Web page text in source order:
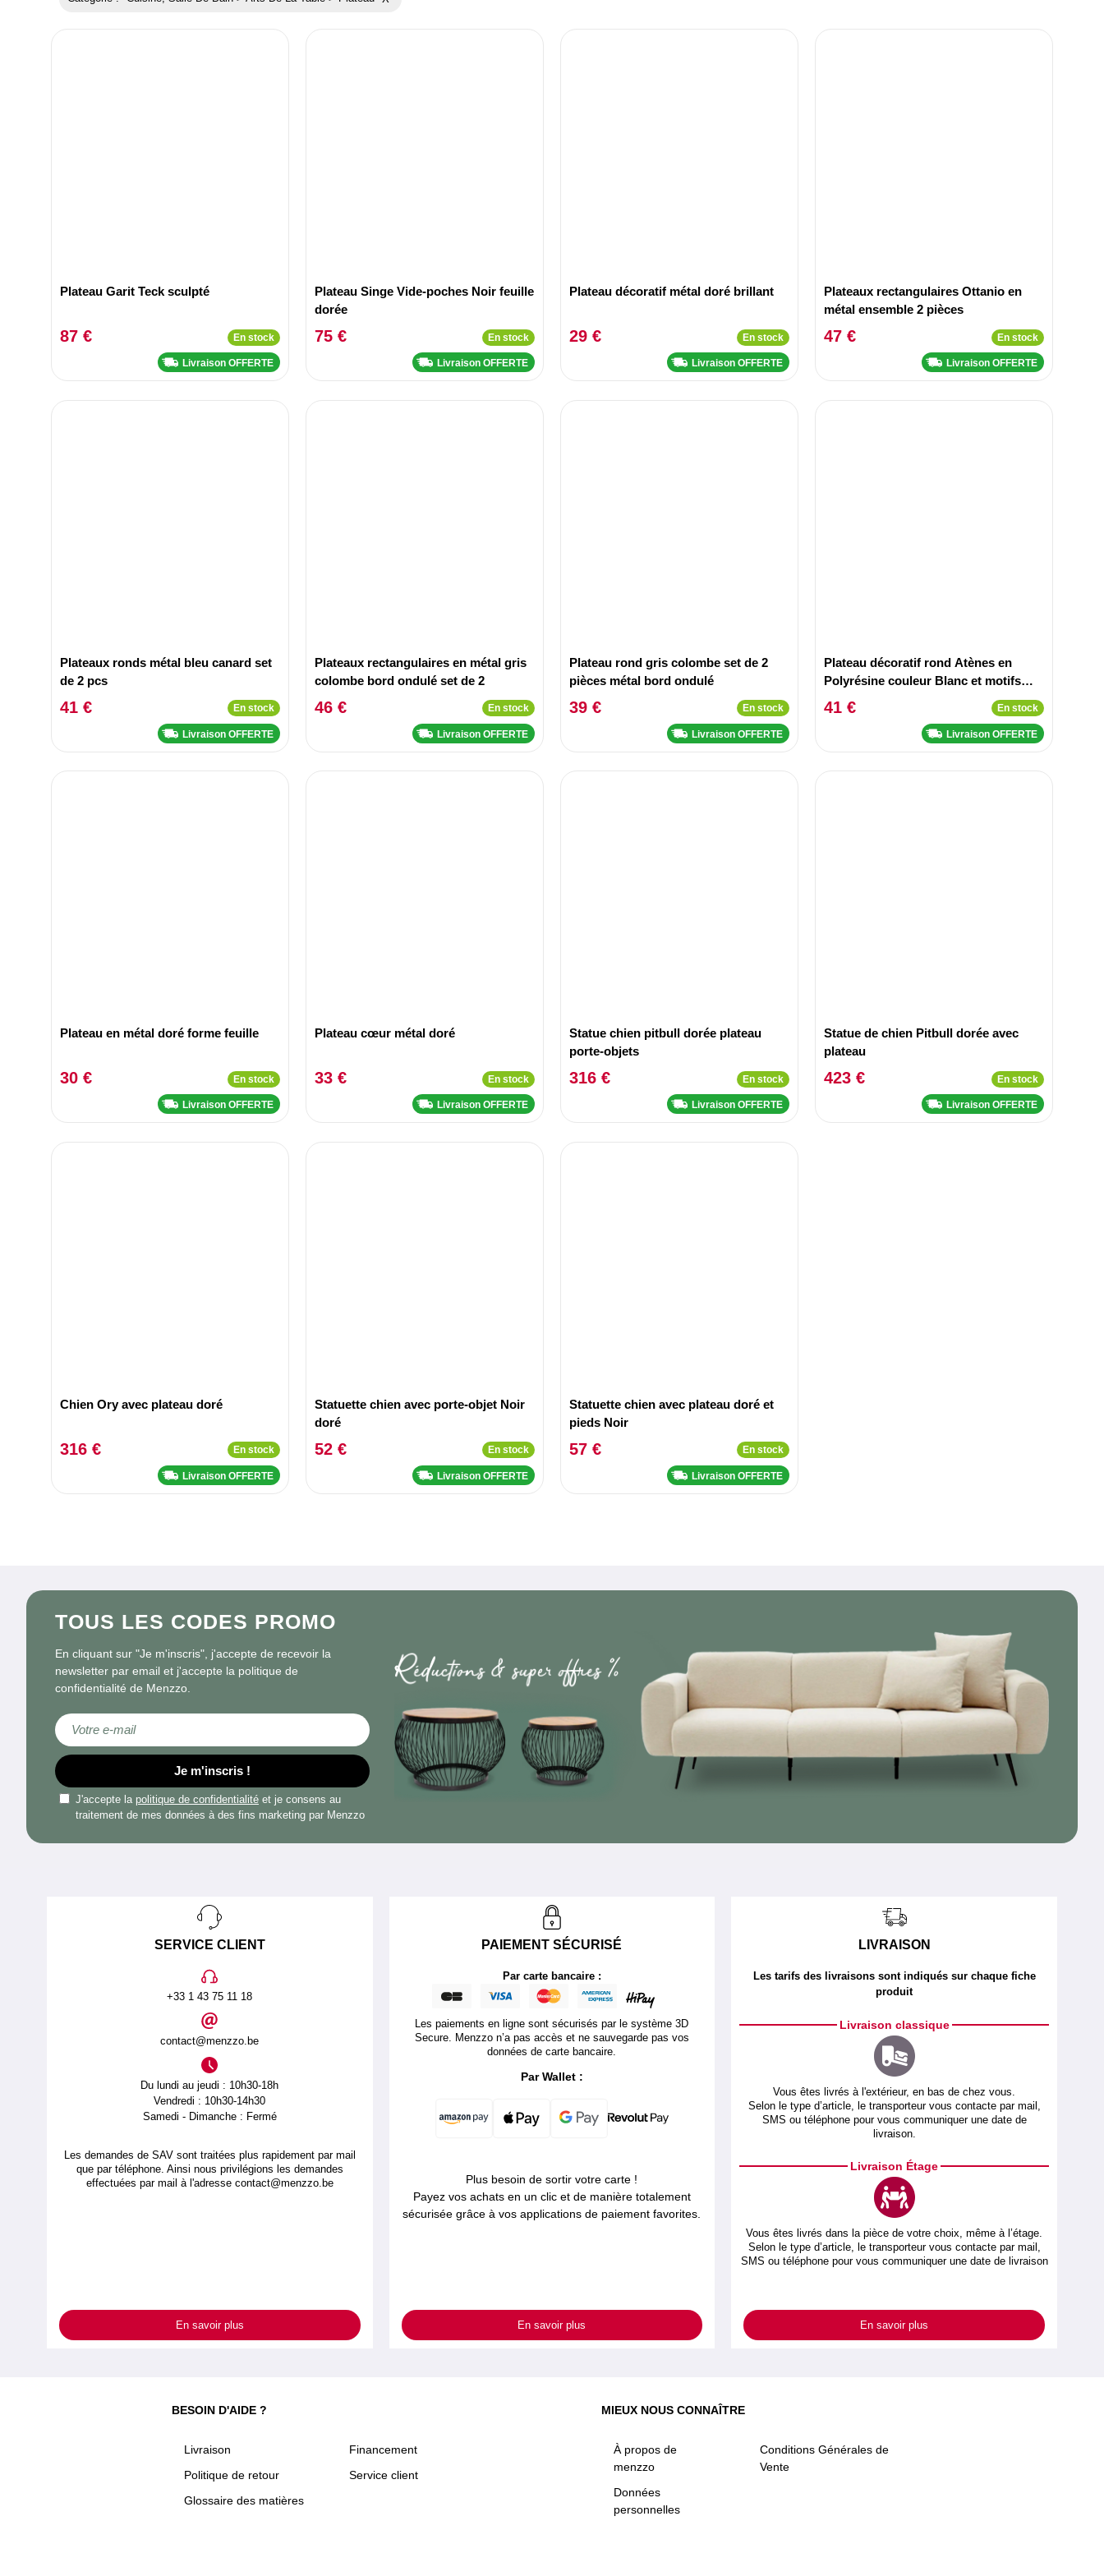
Plateau Garit Teck sculpté
87 € En stock
Livraison OFFERTE
Plateau Singe Vide-poches Noir feuille
dorée
75 € En stock
Livraison OFFERTE
Plateau décoratif métal doré brillant
29 € En stock
Livraison OFFERTE
Plateaux rectangulaires Ottanio en
métal ensemble 2 pièces
47 € En stock
Livraison OFFERTE
Plateaux ronds métal bleu canard set
de 2 pcs
41 € En stock
Livraison OFFERTE
Plateaux rectangulaires en métal gris
colombe bord ondulé set de 2
46 € En stock
Livraison OFFERTE
Plateau rond gris colombe set de 2
pièces métal bord ondulé
39 € En stock
Livraison OFFERTE
Plateau décoratif rond Atènes en
Polyrésine couleur Blanc et motifs
dorés
41 € En stock
Livraison OFFERTE
Plateau en métal doré forme feuille
30 € En stock
Livraison OFFERTE
Plateau cœur métal doré
33 € En stock
Livraison OFFERTE
Statue chien pitbull dorée plateau
porte-objets
316 € En stock
Livraison OFFERTE
Statue de chien Pitbull dorée avec
plateau
423 € En stock
Livraison OFFERTE
Chien Ory avec plateau doré
316 € En stock
Livraison OFFERTE
Statuette chien avec porte-objet Noir
doré
52 € En stock
Livraison OFFERTE
Statuette chien avec plateau doré et
pieds Noir
57 € En stock
Livraison OFFERTE
TOUS LES CODES PROMO
En cliquant sur "Je m'inscris", j'accepte de recevoir la
newsletter par email et j'accepte la politique de
confidentialité de Menzzo.
Inscription à notre newsletter :
Je m'inscris !
J'accepte la politique de confidentialité et je consens au
traitement de mes données à des fins marketing par Menzzo
SERVICE CLIENT
+33 1 43 75 11 18
contact@menzzo.be
Du lundi au jeudi : 10h30-18h
Vendredi : 10h30-14h30
Samedi - Dimanche : Fermé
Les demandes de SAV sont traitées plus rapidement par mail
que par téléphone. Ainsi nous privilégions les demandes
effectuées par mail à l'adresse contact@menzzo.be
En savoir plus
PAIEMENT SÉCURISÉ
Par carte bancaire :
Les paiements en ligne sont sécurisés par le système 3D
Secure. Menzzo n’a pas accès et ne sauvegarde pas vos
données de carte bancaire.
Par Wallet :
Plus besoin de sortir votre carte !
Payez vos achats en un clic et de manière totalement
sécurisée grâce à vos applications de paiement favorites.
En savoir plus
LIVRAISON
Les tarifs des livraisons sont indiqués sur chaque fiche
produit
Livraison classique
Vous êtes livrés à l'extérieur, en bas de chez vous.
Selon le type d’article, le transporteur vous contacte par mail,
SMS ou téléphone pour vous communiquer une date de
livraison.
Livraison Étage
Vous êtes livrés dans la pièce de votre choix, même à l’étage.
Selon le type d’article, le transporteur vous contacte par mail,
SMS ou téléphone pour vous communiquer une date de livraison
En savoir plus
BESOIN D'AIDE ?
Livraison
Politique de retour
Glossaire des matières
Financement
Service client
MIEUX NOUS CONNAÎTRE
À propos de
menzzo
Données
personnelles
Conditions Générales de
Vente